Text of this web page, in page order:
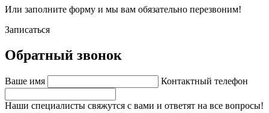
Или заполните форму и мы вам обязательно перезвоним!
Записаться
Обратный звонок
Ваше имя Контактный телефон
Наши специалисты свяжутся с вами и ответят на все вопросы!